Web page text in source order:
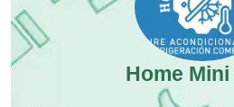
Combustibles y
Compresores de aire
Home